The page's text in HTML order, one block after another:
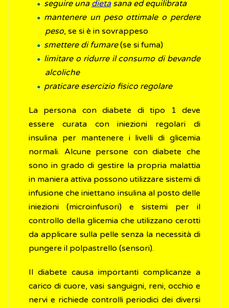
seguire una dietasana ed equilibrata
mantenere un peso ottimale o perdere
peso, se si è in sovrappeso
smettere di fumare(se si fuma)
limitare o ridurre il consumo di bevande
alcoliche
praticare esercizio fisico regolare
La persona con diabete di tipo 1 deve
essere curata con iniezioni regolari di
insulina per mantenere i livelli di glicemia
normali. Alcune persone con diabete che
sono in grado di gestire la propria malattia
in maniera attiva possono utilizzare sistemi di
infusione che iniettano insulina al posto delle
iniezioni (microinfusori) e sistemi per il
controllo della glicemia che utilizzano cerotti
da applicare sulla pelle senza la necessità di
pungere il polpastrello (sensori).
Il diabete causa importanti complicanze a
carico di cuore, vasi sanguigni, reni, occhio e
nervi e richiede controlli periodici dei diversi